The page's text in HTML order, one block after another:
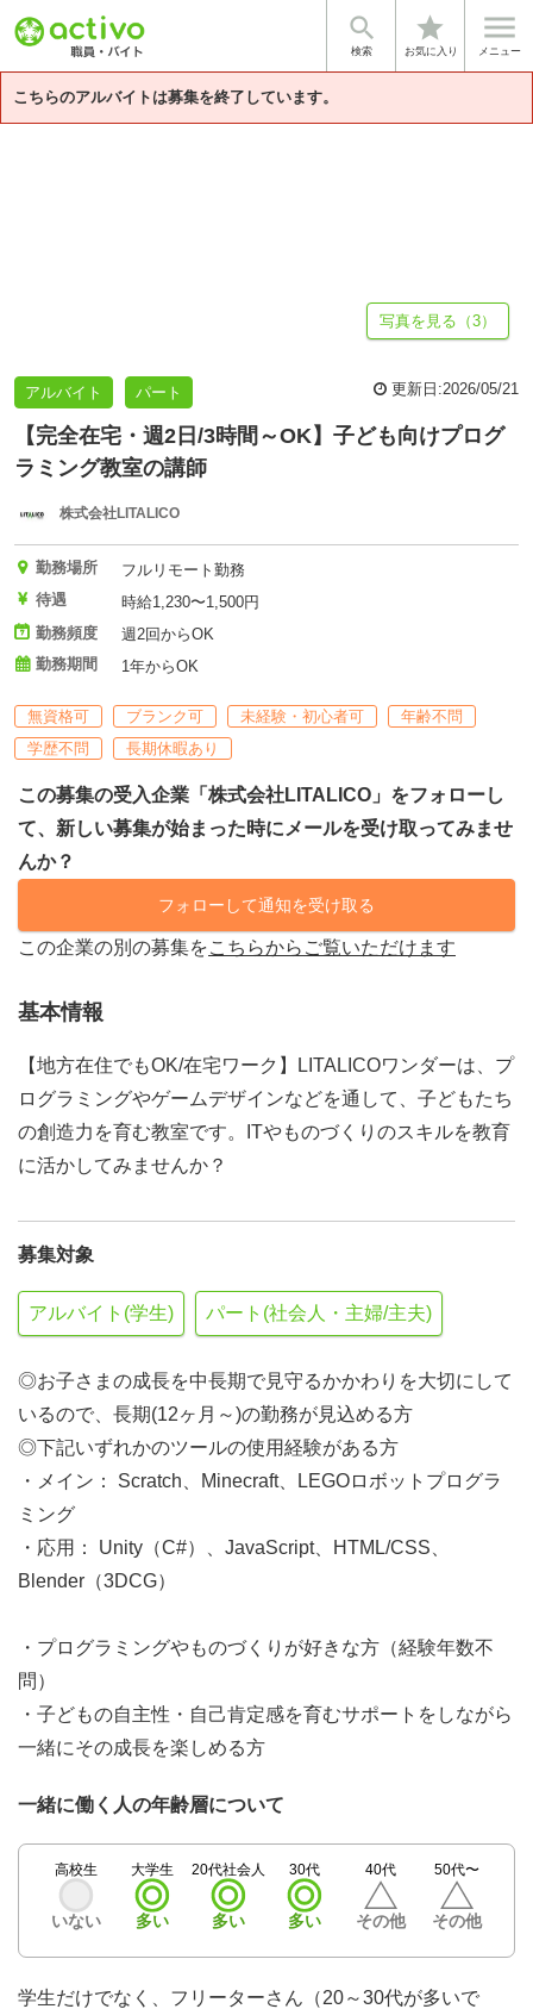

検索
star
お気に入り

メニュー
こちらのアルバイトは募集を終了しています。
基本情報 募集詳細 企業情報
写真を見る（3）
アルバイト パート 更新日:2026/05/21
【完全在宅・週2日/3時間～OK】子ども向けプログ
ラミング教室の講師
株式会社LITALICO
勤務場所
フルリモート勤務
待遇
時給1,230〜1,500円
勤務頻度
週2回からOK
勤務期間
1年からOK
無資格可 ブランク可 未経験・初心者可
年齢不問
学歴不問
長期休暇あり
この募集の受入企業「株式会社LITALICO」をフォローし
て、新しい募集が始まった時にメールを受け取ってみませ
んか？
フォローして通知を受け取る
この企業の別の募集をこちらからご覧いただけます
基本情報
【地方在住でもOK/在宅ワーク】LITALICOワンダーは、プ
ログラミングやゲームデザインなどを通して、子どもたち
の創造力を育む教室です。ITやものづくりのスキルを教育
に活かしてみませんか？
募集対象
アルバイト(学生) パート(社会人・主婦/主夫)
◎お子さまの成長を中長期で見守るかかわりを大切にして
いるので、長期(12ヶ月～)の勤務が見込める方
◎下記いずれかのツールの使用経験がある方
・メイン： Scratch、Minecraft、LEGOロボットプログラ
ミング
・応用： Unity（C#）、JavaScript、HTML/CSS、
Blender（3DCG）
・プログラミングやものづくりが好きな方（経験年数不
問）
・子どもの自主性・自己肯定感を育むサポートをしながら
一緒にその成長を楽しめる方
一緒に働く人の年齢層について
高校生
いない
大学生
多い
20代社会人
多い
30代
多い
40代
その他
50代〜
その他
学生だけでなく、フリーターさん（20～30代が多いで